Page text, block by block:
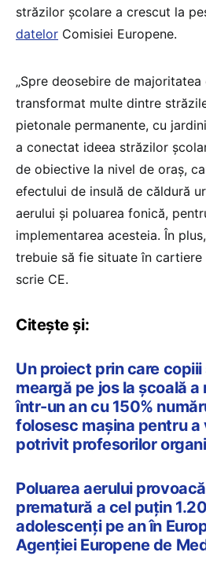
străzilor școlare a crescut la
datelor Comisiei Europene.
„Spre deosebire de majoritatea
transformat multe dintre
pietonale permanente, cu
a conectat ideea străzilor
de obiective la nivel de oraș,
efectului de insulă de căldură
aerului și poluarea fonică,
implementarea acesteia. În
trebuie să fie situate în cartiere
scrie CE.
Citește și:
Un proiect prin care
meargă pe jos la școală
într-un an cu 150%
folosesc mașina pentru a
potrivit profesorilor
Poluarea aerului
prematură a cel puțin
adolescenți pe an în
Agenției Europene de